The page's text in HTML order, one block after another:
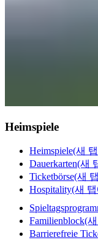
Heimspiele
Heimspiele(새
Dauerkarten(새
Ticketbörse(새
Hospitality(새
Familienblock(
Barrierefreie